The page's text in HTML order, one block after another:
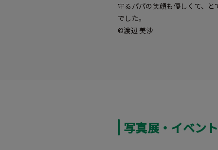
守るパパの笑顔も優しくて、
でした。
©渡辺 美沙
写真展・イベント